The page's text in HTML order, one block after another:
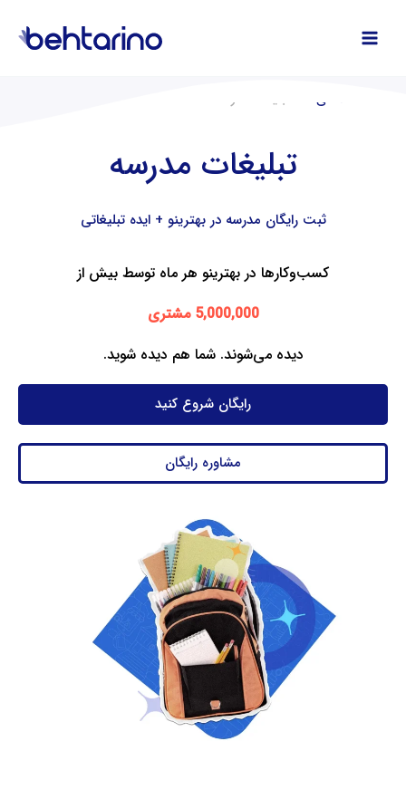
محتوا
صفحه اصلی تبلیغات مدرسه
تبلیغات مدرسه
ثبت رایگان مدرسه در بهترینو + ایده تبلیغاتی
کسب‌وکارها در بهترینو هر ماه توسط بیش از
5,000,000 مشتری
دیده می‌شوند. شما هم دیده شوید.
رایگان شروع کنید
مشاوره رایگان